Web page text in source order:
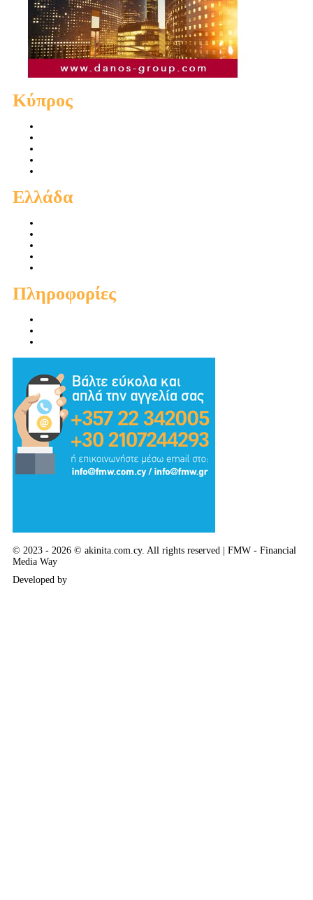
Κύπρος
Ελλάδα
Πληροφορίες
© 2023 - 2026 © akinita.com.cy. All rights reserved | FMW - Financial
Media Way
Developed by